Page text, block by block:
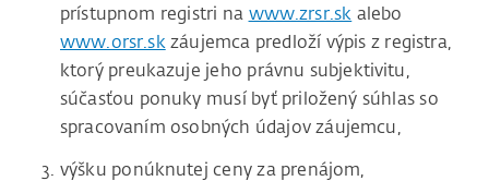
prístupnom registri na www.zrsr.sk alebo
www.orsr.sk záujemca predloží výpis z registra,
ktorý preukazuje jeho právnu subjektivitu,
súčasťou ponuky musí byť priložený súhlas so
spracovaním osobných údajov záujemcu,
výšku ponúknutej ceny za prenájom,